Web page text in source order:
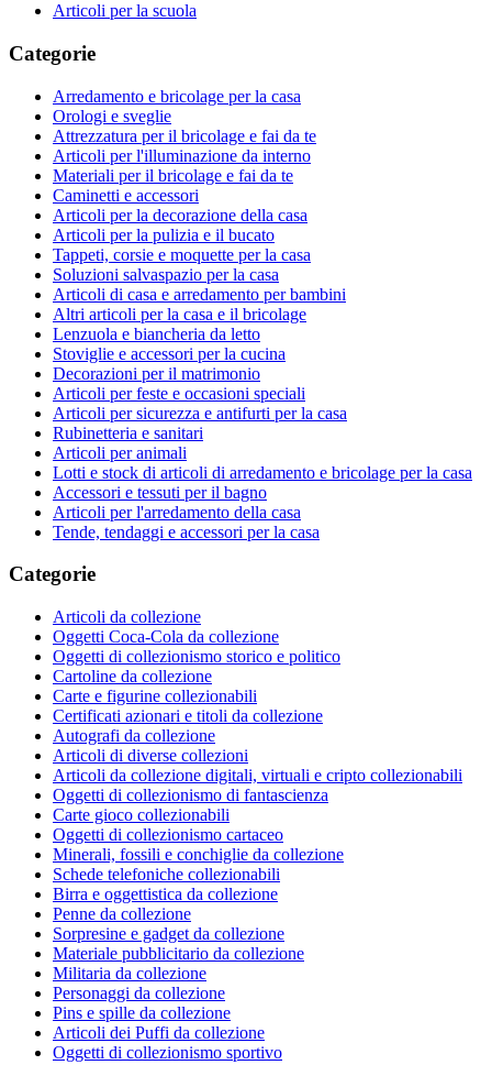
Articoli per la scuola
Categorie
Arredamento e bricolage per la casa
Orologi e sveglie
Attrezzatura per il bricolage e fai da te
Articoli per l'illuminazione da interno
Materiali per il bricolage e fai da te
Caminetti e accessori
Articoli per la decorazione della casa
Articoli per la pulizia e il bucato
Tappeti, corsie e moquette per la casa
Soluzioni salvaspazio per la casa
Articoli di casa e arredamento per bambini
Altri articoli per la casa e il bricolage
Lenzuola e biancheria da letto
Stoviglie e accessori per la cucina
Decorazioni per il matrimonio
Articoli per feste e occasioni speciali
Articoli per sicurezza e antifurti per la casa
Rubinetteria e sanitari
Articoli per animali
Lotti e stock di articoli di arredamento e bricolage per la casa
Accessori e tessuti per il bagno
Articoli per l'arredamento della casa
Tende, tendaggi e accessori per la casa
Categorie
Articoli da collezione
Oggetti Coca-Cola da collezione
Oggetti di collezionismo storico e politico
Cartoline da collezione
Carte e figurine collezionabili
Certificati azionari e titoli da collezione
Autografi da collezione
Articoli di diverse collezioni
Articoli da collezione digitali, virtuali e cripto collezionabili
Oggetti di collezionismo di fantascienza
Carte gioco collezionabili
Oggetti di collezionismo cartaceo
Minerali, fossili e conchiglie da collezione
Schede telefoniche collezionabili
Birra e oggettistica da collezione
Penne da collezione
Sorpresine e gadget da collezione
Materiale pubblicitario da collezione
Militaria da collezione
Personaggi da collezione
Pins e spille da collezione
Articoli dei Puffi da collezione
Oggetti di collezionismo sportivo